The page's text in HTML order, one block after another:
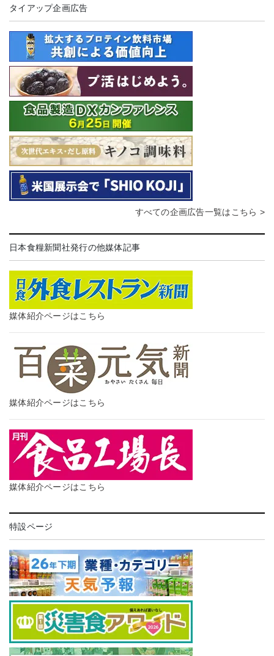
タイアップ企画広告
すべての企画広告一覧はこちら >
日本食糧新聞社発行の他媒体記事
媒体紹介ページはこちら
媒体紹介ページはこちら
媒体紹介ページはこちら
特設ページ